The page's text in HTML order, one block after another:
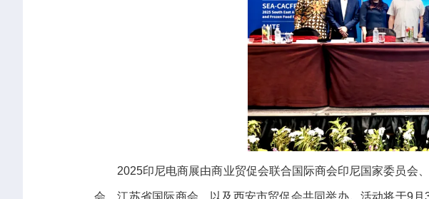
2025印尼电商展由商业贸促会联合国际商会印尼国家委员会
会、江苏省国际商会、以及西安市贸促会共同举办。活动将于9